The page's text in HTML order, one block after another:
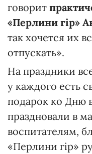
говорит
«Перлини гір»
так хочется их
отпускать».
На праздники
у каждого есть
подарок ко Дню
праздновали в
воспитателям,
«Перлини гір»